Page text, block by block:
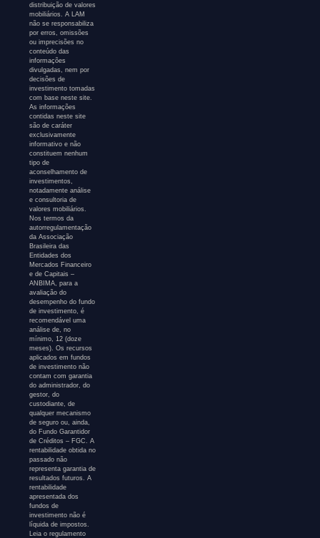
distribuição de valores
mobiliários. A LAM
não se responsabiliza
por erros, omissões
ou imprecisões no
conteúdo das
informações
divulgadas, nem por
decisões de
investimento tomadas
com base neste site.
As informações
contidas neste site
são de caráter
exclusivamente
informativo e não
constituem nenhum
tipo de
aconselhamento de
investimentos,
notadamente análise
e consultoria de
valores mobiliários.
Nos termos da
autorregulamentação
da Associação
Brasileira das
Entidades dos
Mercados Financeiro
e de Capitais –
ANBIMA, para a
avaliação do
desempenho do fundo
de investimento, é
recomendável uma
análise de, no
mínimo, 12 (doze
meses). Os recursos
aplicados em fundos
de investimento não
contam com garantia
do administrador, do
gestor, do
custodiante, de
qualquer mecanismo
de seguro ou, ainda,
do Fundo Garantidor
de Créditos – FGC. A
rentabilidade obtida no
passado não
representa garantia de
resultados futuros. A
rentabilidade
apresentada dos
fundos de
investimento não é
líquida de impostos.
Leia o regulamento